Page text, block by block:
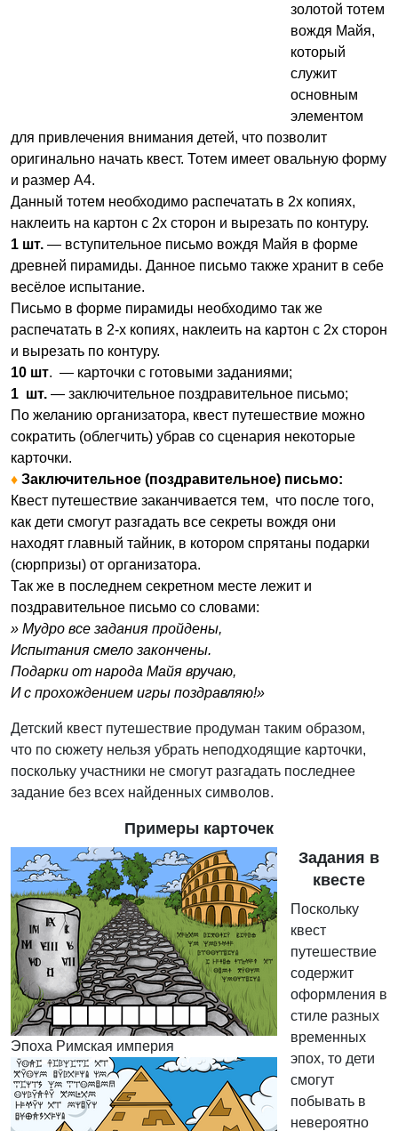
золотой тотем
вождя Майя,
который
служит
основным
элементом
для привлечения внимания детей, что позволит
оригинально начать квест. Тотем имеет овальную форму
и размер А4.
Данный тотем необходимо распечатать в 2х копиях,
наклеить на картон с 2х сторон и вырезать по контуру.
1 шт. — вступительное письмо вождя Майя в форме
древней пирамиды. Данное письмо также хранит в себе
весёлое испытание.
Письмо в форме пирамиды необходимо так же
распечатать в 2-х копиях, наклеить на картон с 2х сторон
и вырезать по контуру.
10 шт. — карточки с готовыми заданиями;
1 шт. — заключительное поздравительное письмо;
По желанию организатора, квест путешествие можно
сократить (облегчить) убрав со сценария некоторые
карточки.
♦ Заключительное (поздравительное) письмо:
Квест путешествие заканчивается тем, что после того,
как дети смогут разгадать все секреты вождя они
находят главный тайник, в котором спрятаны подарки
(сюрпризы) от организатора.
Так же в последнем секретном месте лежит и
поздравительное письмо со словами:
» Мудро все задания пройдены,
Испытания смело закончены.
Подарки от народа Майя вручаю,
И с прохождением игры поздравляю!»
Детский квест путешествие продуман таким образом,
что по сюжету нельзя убрать неподходящие карточки,
поскольку участники не смогут разгадать последнее
задание без всех найденных символов.
Примеры карточек
Эпоха Римская империя
Задания в
квесте
Поскольку
квест
путешествие
содержит
оформления в
стиле разных
временных
эпох, то дети
смогут
побывать в
невероятно